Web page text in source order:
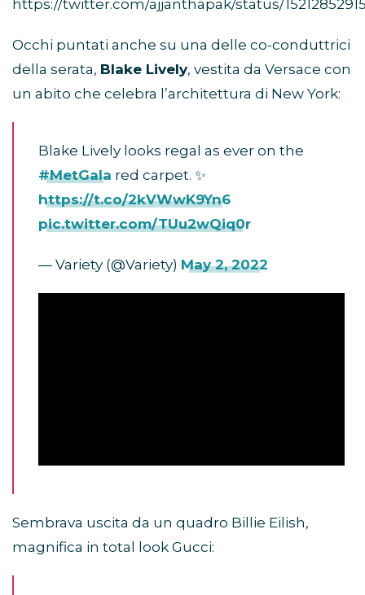
https://twitter.com/ajjanthapak/status/
Occhi puntati anche su una delle co-conduttrici
della serata, Blake Lively, vestita da Versace con
un abito che celebra l’architettura di New York:
Blake Lively looks regal as ever on the
#MetGala red carpet. ✨
https://t.co/2kVWwK9Yn6
pic.twitter.com/TUu2wQiq0r
— Variety (@Variety) May 2, 2022
Sembrava uscita da un quadro Billie Eilish,
magnifica in total look Gucci: